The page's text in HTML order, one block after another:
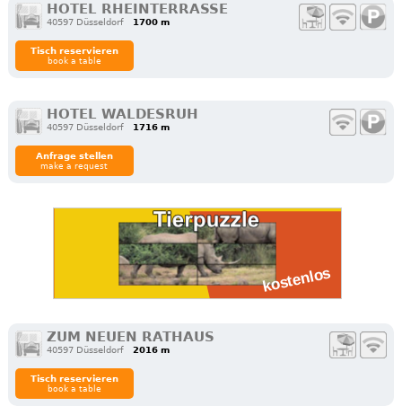
HOTEL RHEINTERRASSE
40597 Düsseldorf 1700 m
Tisch reservieren
book a table
HOTEL WALDESRUH
40597 Düsseldorf 1716 m
Anfrage stellen
make a request
ZUM NEUEN RATHAUS
40597 Düsseldorf 2016 m
Tisch reservieren
book a table